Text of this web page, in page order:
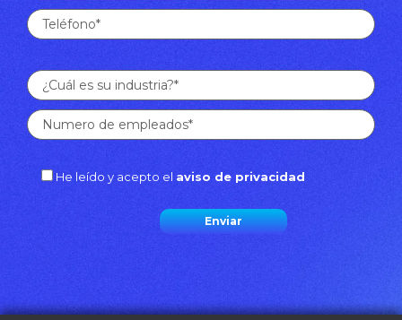
He leído y acepto el aviso de privacidad